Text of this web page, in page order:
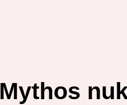
Mythos